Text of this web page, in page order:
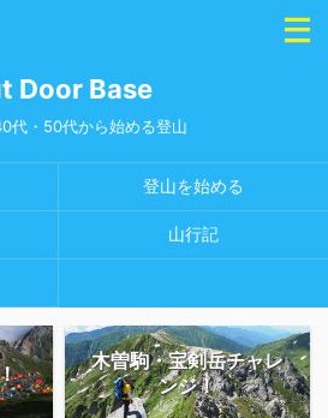
Door Base
代・50代から始める登山
登山を始める
山行記
木曽駒・宝剣岳チャレ
ンジ！